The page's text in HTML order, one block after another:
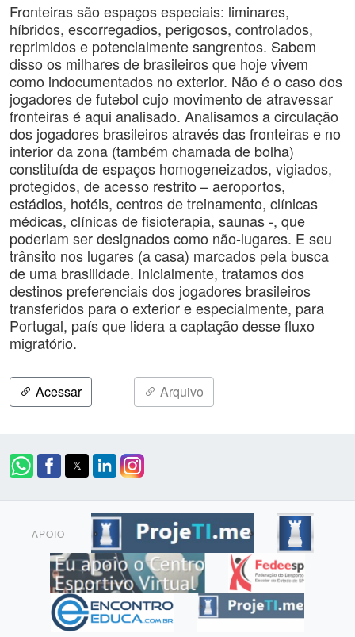
Fronteiras são espaços especiais: liminares,
híbridos, escorregadios, perigosos, controlados,
reprimidos e potencialmente sangrentos. Sabem
disso os milhares de brasileiros que hoje vivem
como indocumentados no exterior. Não é o caso dos
jogadores de futebol cujo movimento de atravessar
fronteiras é aqui analisado. Analisamos a circulação
dos jogadores brasileiros através das fronteiras e no
interior da zona (também chamada de bolha)
constituída de espaços homogeneizados, vigiados,
protegidos, de acesso restrito – aeroportos,
estádios, hotéis, centros de treinamento, clínicas
médicas, clínicas de fisioterapia, saunas -, que
poderiam ser designados como não-lugares. E seu
trânsito nos lugares (a casa) marcados pela busca
de uma brasilidade. Inicialmente, tratamos dos
destinos preferenciais dos jogadores brasileiros
transferidos para o exterior e especialmente, para
Portugal, país que lidera a captação desse fluxo
migratório.
Acessar Arquivo
APOIO